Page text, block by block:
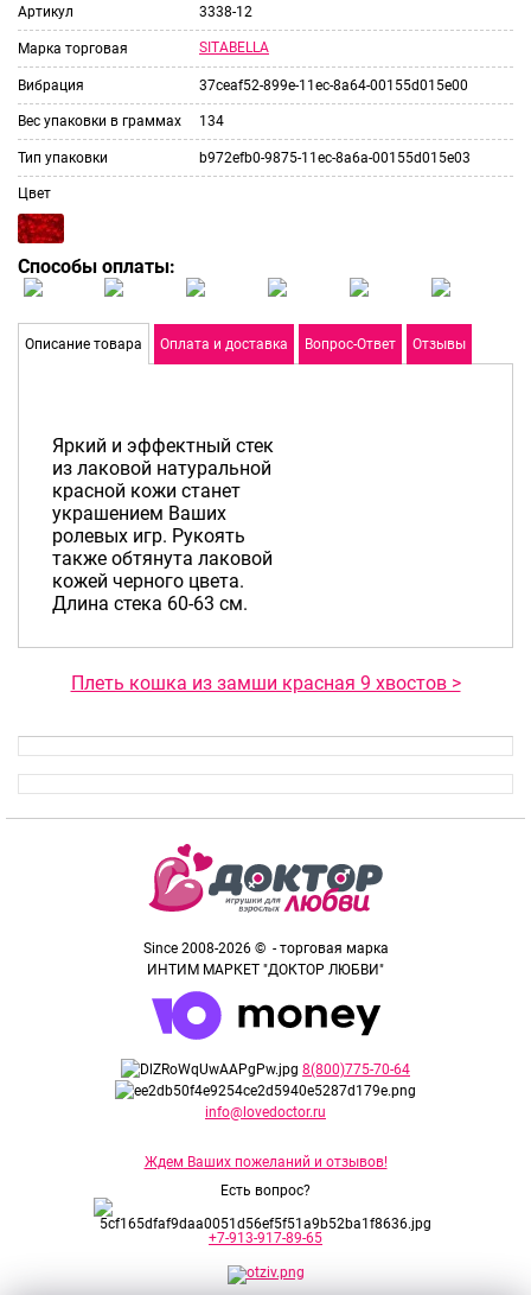
Артикул 3338-12
Марка торговая SITABELLA
Вибрация 37ceaf52-899e-11ec-8a64-00155d015e00
Вес упаковки в граммах 134
Тип упаковки b972efb0-9875-11ec-8a6a-00155d015e03
Цвет
Способы оплаты:
Описание товара Оплата и доставка Вопрос-Ответ Отзывы
Яркий и эффектный стек
из лаковой натуральной
красной кожи станет
украшением Ваших
ролевых игр. Рукоять
также обтянута лаковой
кожей черного цвета.
Длина стека 60-63 см.
Плеть кошка из замши красная 9 хвостов >
Since 2008-2026 © - торговая марка
ИНТИМ МАРКЕТ "ДОКТОР ЛЮБВИ"
8(800)775-70-64
info@lovedoctor.ru
Ждем Ваших пожеланий и отзывов!
Есть вопрос?
+7-913-917-89-65